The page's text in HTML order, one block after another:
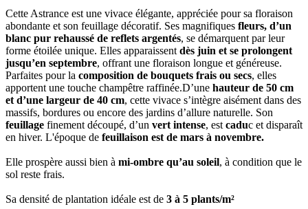
Cette Astrance est une vivace élégante, appréciée pour sa floraison
abondante et son feuillage décoratif. Ses magnifiques fleurs, d’un
blanc pur rehaussé de reflets argentés, se démarquent par leur
forme étoilée unique. Elles apparaissent dès juin et se prolongent
jusqu’en septembre, offrant une floraison longue et généreuse.
Parfaites pour la composition de bouquets frais ou secs, elles
apportent une touche champêtre raffinée.D’une hauteur de 50 cm
et d’une largeur de 40 cm, cette vivace s’intègre aisément dans des
massifs, bordures ou encore des jardins d’allure naturelle. Son
feuillage finement découpé, d’un vert intense, est caduc et disparaît
en hiver. L'époque de feuillaison est de mars à novembre.
Elle prospère aussi bien à mi-ombre qu’au soleil, à condition que le
sol reste frais.
Sa densité de plantation idéale est de 3 à 5 plants/m²